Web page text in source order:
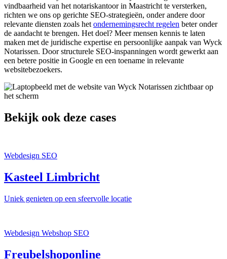
vindbaarheid van het notariskantoor in Maastricht te versterken,
richten we ons op gerichte SEO-strategieën, onder andere door
relevante diensten zoals het ondernemingsrecht regelen beter onder
de aandacht te brengen. Het doel? Meer mensen kennis te laten
maken met de juridische expertise en persoonlijke aanpak van Wyck
Notarissen. Door structurele SEO-inspanningen wordt gewerkt aan
een betere positie in Google en een toename in relevante
websitebezoekers.
Bekijk ook deze cases
Webdesign SEO
Kasteel Limbricht
Uniek genieten op een sfeervolle locatie
Webdesign Webshop SEO
Freubelshoponline